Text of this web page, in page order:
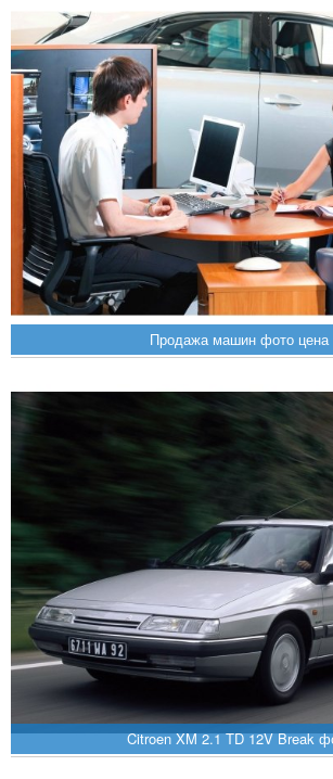
Продажа машин фото цена
Citroen XM 2.1 TD 12V Break